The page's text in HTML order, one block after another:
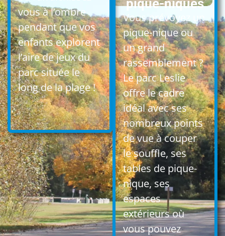
vous à l’ombre
pendant que vos
enfants explorent
l’aire de jeux du
parc située le
long de la plage !
pique-niques
Vous prévoyez un
pique-nique ou
un grand
rassemblement ?
Le parc Leslie
offre le cadre
idéal avec ses
nombreux points
de vue à couper
le souffle, ses
tables de pique-
nique, ses
espaces
extérieurs où
vous pouvez